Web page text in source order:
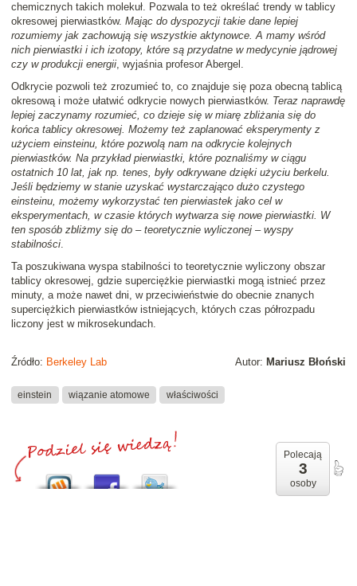
chemicznych takich molekuł. Pozwala to też określać trendy w tablicy
okresowej pierwiastków. Mając do dyspozycji takie dane lepiej
rozumiemy jak zachowują się wszystkie aktynowce. A mamy wśród
nich pierwiastki i ich izotopy, które są przydatne w medycynie jądrowej
czy w produkcji energii, wyjaśnia profesor Abergel.
Odkrycie pozwoli też zrozumieć to, co znajduje się poza obecną tablicą
okresową i może ułatwić odkrycie nowych pierwiastków. Teraz naprawdę
lepiej zaczynamy rozumieć, co dzieje się w miarę zbliżania się do
końca tablicy okresowej. Możemy też zaplanować eksperymenty z
użyciem einsteinu, które pozwolą nam na odkrycie kolejnych
pierwiastków. Na przykład pierwiastki, które poznaliśmy w ciągu
ostatnich 10 lat, jak np. tenes, były odkrywane dzięki użyciu berkelu.
Jeśli będziemy w stanie uzyskać wystarczająco dużo czystego
einsteinu, możemy wykorzystać ten pierwiastek jako cel w
eksperymentach, w czasie których wytwarza się nowe pierwiastki. W
ten sposób zbliżmy się do – teoretycznie wyliczonej – wyspy
stabilności.
Ta poszukiwana wyspa stabilności to teoretycznie wyliczony obszar
tablicy okresowej, gdzie superciężkie pierwiastki mogą istnieć przez
minuty, a może nawet dni, w przeciwieństwie do obecnie znanych
superciężkich pierwiastków istniejących, których czas półrozpadu
liczony jest w mikrosekundach.
Autor: Mariusz Błoński
Źródło: Berkeley Lab
einstein wiązanie atomowe właściwości
Polecają
3
osoby